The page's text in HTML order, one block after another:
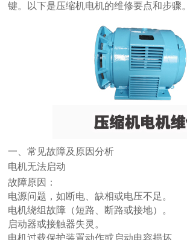
键。以下是压缩机电机的维修要点和步骤。
一、常见故障及原因分析
电机无法启动
故障原因：
电源问题，如断电、缺相或电压不足。
电机绕组故障（短路、断路或接地）。
启动器或接触器失灵。